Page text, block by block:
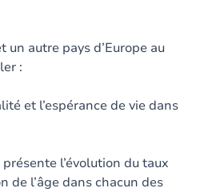
autre pays d’Europe au
:
et l’espérance de vie dans
l’évolution du taux
de l’âge dans chacun des